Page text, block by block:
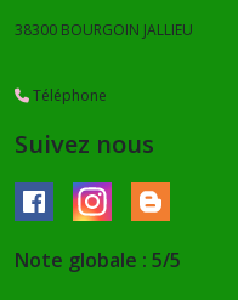
38300 BOURGOIN JALLIEU
Téléphone
Suivez nous
Note globale : 5/5